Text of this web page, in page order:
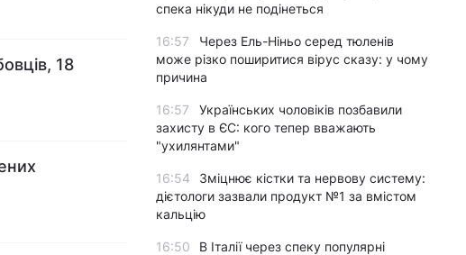
18
спека нікуди не подінеться
16:57
Через Ель-Ніньо серед тюленів
може різко поширитися вірус сказу: у чому
причина
16:57
Українських чоловіків позбавили
захисту в ЄС: кого тепер вважають
"ухилянтами"
16:54
Зміцнює кістки та нервову систему:
дієтологи зазвали продукт №1 за вмістом
кальцію
16:50
В Італії через спеку популярні